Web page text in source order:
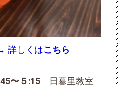
詳しくはこちら
〜５:15 日暮里教室